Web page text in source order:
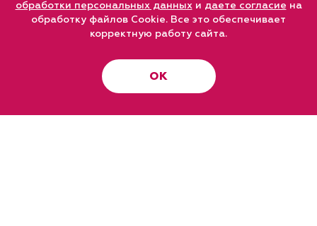
обработки персональных данныхи даете согласие на
обработку файлов Cookie. Все это обеспечивает
корректную работу сайта.
ОК